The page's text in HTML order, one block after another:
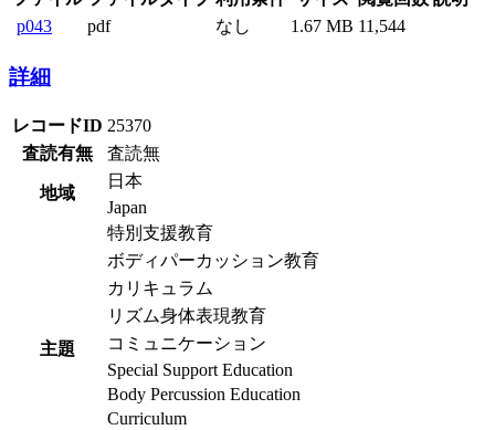
p043
pdf なし 1.67 MB 11,544
詳細
レコードID 25370
査読有無
査読無
地域
日本
Japan
主題
特別支援教育
ボディパーカッション教育
カリキュラム
リズム身体表現教育
コミュニケーション
Special Support Education
Body Percussion Education
Curriculum